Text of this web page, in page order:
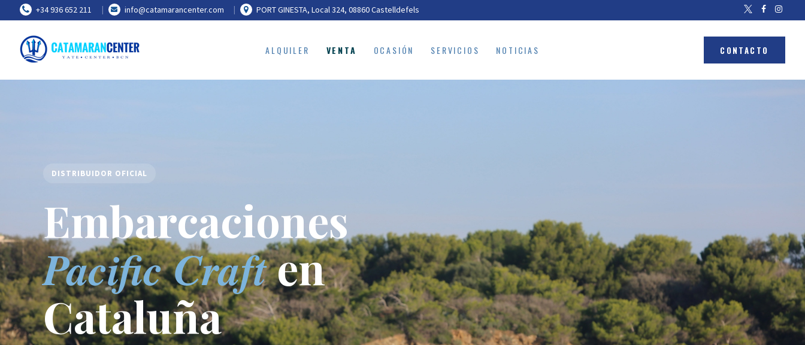
+34 936 652 211 info@catamarancenter.com PORT GINESTA, Local 324, 08860 Castelldefels
ALQUILER VENTA OCASIÓN SERVICIOS NOTICIAS CONTACTO
ALQUILER
DISTRIBUIDOR OFICIAL
Embarcaciones
Pacific Craften
Cataluña